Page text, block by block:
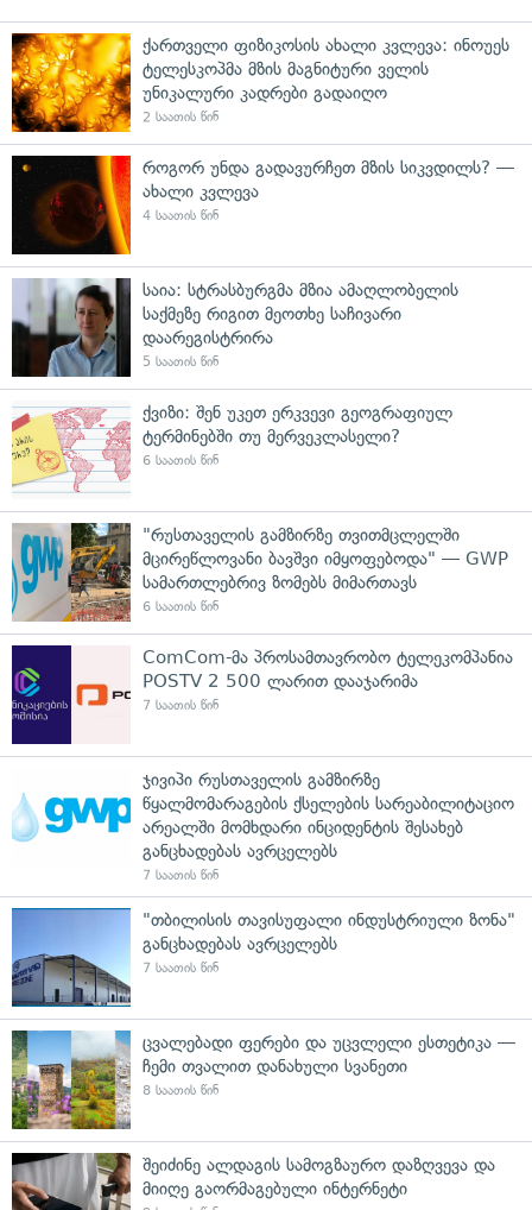
ქართველი ფიზიკოსის ახალი კვლევა: ინოუეს
ტელესკოპმა მზის მაგნიტური ველის
უნიკალური კადრები გადაიღო
2 საათის წინ
როგორ უნდა გადავურჩეთ მზის სიკვდილს? —
ახალი კვლევა
4 საათის წინ
საია: სტრასბურგმა მზია ამაღლობელის
საქმეზე რიგით მეოთხე საჩივარი
დაარეგისტრირა
5 საათის წინ
ქვიზი: შენ უკეთ ერკვევი გეოგრაფიულ
ტერმინებში თუ მერვეკლასელი?
6 საათის წინ
"რუსთაველის გამზირზე თვითმცლელში
მცირეწლოვანი ბავშვი იმყოფებოდა" — GWP
სამართლებრივ ზომებს მიმართავს
6 საათის წინ
ComCom-მა პროსამთავრობო ტელეკომპანია
POSTV 2 500 ლარით დააჯარიმა
7 საათის წინ
ჯივიპი რუსთაველის გამზირზე
წყალმომარაგების ქსელების სარეაბილიტაციო
არეალში მომხდარი ინციდენტის შესახებ
განცხადებას ავრცელებს
7 საათის წინ
"თბილისის თავისუფალი ინდუსტრიული ზონა"
განცხადებას ავრცელებს
7 საათის წინ
ცვალებადი ფერები და უცვლელი ესთეტიკა —
ჩემი თვალით დანახული სვანეთი
8 საათის წინ
შეიძინე ალდაგის სამოგზაურო დაზღვევა და
მიიღე გაორმაგებული ინტერნეტი